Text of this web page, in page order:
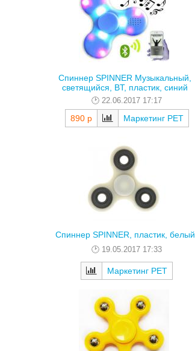
Спиннер SPINNER Музыкальный,
светящийся, BT, пластик, синий
22.06.2017 17:17
890 р Маркетинг РЕТ
Спиннер SPINNER, пластик, белый
19.05.2017 17:33
Маркетинг РЕТ